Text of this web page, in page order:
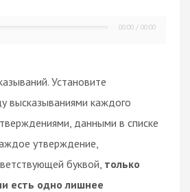
00:00 / 00:00
Установите
высказываниями каждого
данными в списке
утверждение,
буквой, только
есть одно лишнее